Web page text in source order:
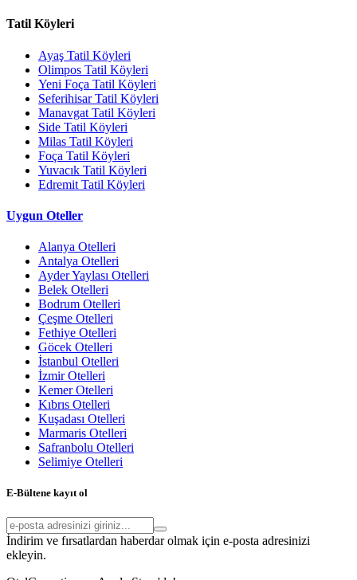
Tatil Köyleri
Ayaş Tatil Köyleri
Olimpos Tatil Köyleri
Yeni Foça Tatil Köyleri
Seferihisar Tatil Köyleri
Manavgat Tatil Köyleri
Side Tatil Köyleri
Milas Tatil Köyleri
Foça Tatil Köyleri
Yuvacık Tatil Köyleri
Edremit Tatil Köyleri
Uygun Oteller
Alanya Otelleri
Antalya Otelleri
Ayder Yaylası Otelleri
Belek Otelleri
Bodrum Otelleri
Çeşme Otelleri
Fethiye Otelleri
Göcek Otelleri
İstanbul Otelleri
İzmir Otelleri
Kemer Otelleri
Kıbrıs Otelleri
Kuşadası Otelleri
Marmaris Otelleri
Safranbolu Otelleri
Selimiye Otelleri
E-Bültene kayıt ol
İndirim ve fırsatlardan haberdar olmak için e-posta adresinizi
ekleyin.